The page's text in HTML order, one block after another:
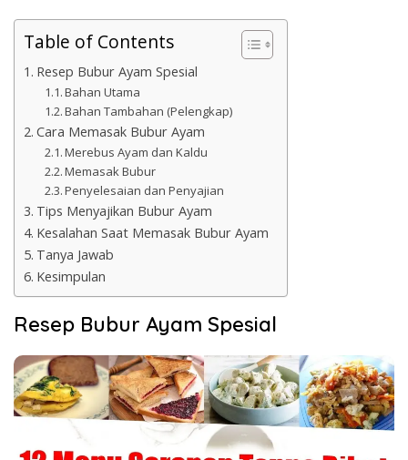
Table of Contents
Resep Bubur Ayam Spesial
Bahan Utama
Bahan Tambahan (Pelengkap)
Cara Memasak Bubur Ayam
Merebus Ayam dan Kaldu
Memasak Bubur
Penyelesaian dan Penyajian
Tips Menyajikan Bubur Ayam
Kesalahan Saat Memasak Bubur Ayam
Tanya Jawab
Kesimpulan
Resep Bubur Ayam Spesial